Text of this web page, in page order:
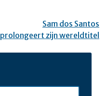
Sam dos Santos
prolongeert zijn wereldtitel